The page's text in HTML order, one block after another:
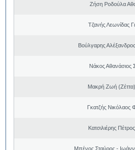
Ζήση Ροδούλα
Τζανής Λεωνίδας
Βούλγαρης
Νάκος Αθανάσιος
Μακρή Ζωή
Γκατζής Νικόλαος
Κατσιλιέρης
Μπένος Σταύρος -